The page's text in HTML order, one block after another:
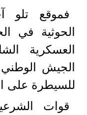
فموقع تلو
الحوثية في
العسكرية
الجيش الوطني
للسيطرة على
قوات